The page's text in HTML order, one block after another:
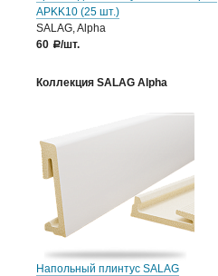
APKK10 (25 шт.)
SALAG, Alpha
60
a/шт.
Коллекция SALAG Alpha
Напольный плинтус SALAG